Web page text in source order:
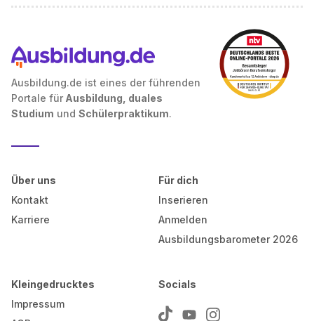
Ausbildung.de ist eines der führenden
Portale für Ausbildung, duales
Studium und Schülerpraktikum.
Über uns
Kontakt
Karriere
Für dich
Inserieren
Anmelden
Ausbildungsbarometer 2026
Kleingedrucktes
Impressum
Socials